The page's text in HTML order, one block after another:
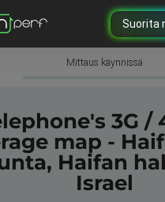
Suorita
Mittaus käynnissä
3G /
map -
Haifan
Israel